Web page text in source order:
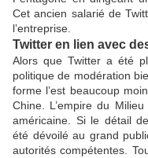
Cet ancien salarié de
l’entreprise.
Twitter en lien avec
Alors que Twitter a été
politique de modération
forme l’est beaucoup
Chine. L’empire du
américaine. Si le détail
été dévoilé au grand
autorités compétentes.